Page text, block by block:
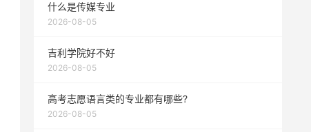
什么是传媒专业
2026-08-05
吉利学院好不好
2026-08-05
高考志愿语言类的专业都有哪些?
2026-08-05